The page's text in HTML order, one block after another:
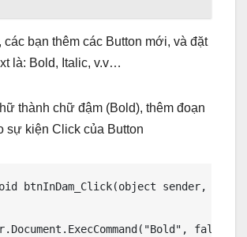
các bạn thêm các Button mới, và đặt
là: Bold, Italic, v.v…
thành chữ đậm (Bold), thêm đoạn
sự kiện Click của Button
btnInDam_Click(object sender,
false,